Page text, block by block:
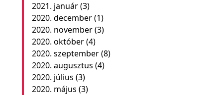
2021. január(3)
2020. december(1)
2020. november(3)
2020. október(4)
2020. szeptember(8)
2020. augusztus (4)
2020. július (3)
2020. május (3)